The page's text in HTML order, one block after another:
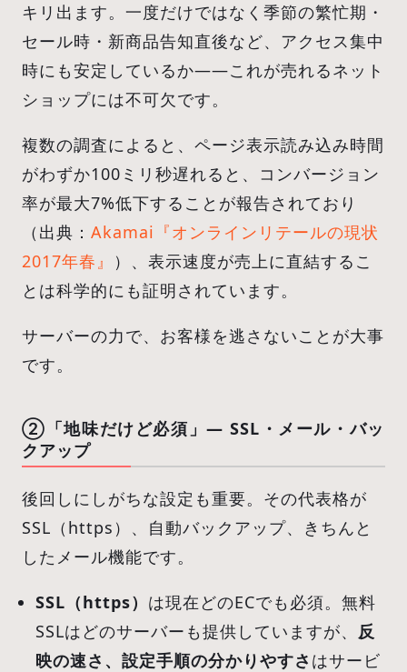
キリ出ます。一度だけではなく季節の繁忙期・
セール時・新商品告知直後など、アクセス集中
時にも安定しているか——これが売れるネット
ショップには不可欠です。
複数の調査によると、ページ表示読み込み時間
がわずか100ミリ秒遅れると、コンバージョン
率が最大7%低下することが報告されており
（出典： Akamai『オンラインリテールの現状
2017年春』
）、表示速度が売上に直結するこ
とは科学的にも証明されています。
サーバーの力で、お客様を逃さないことが大事
です。
②「地味だけど必須」— SSL・メール・バッ
クアップ
後回しにしがちな設定も重要。その代表格が
SSL（https）、自動バックアップ、きちんと
したメール機能です。
SSL（https） は現在どのECでも必須。無料
SSLはどのサーバーも提供していますが、 反
映の速さ、設定手順の分かりやすさ はサービ